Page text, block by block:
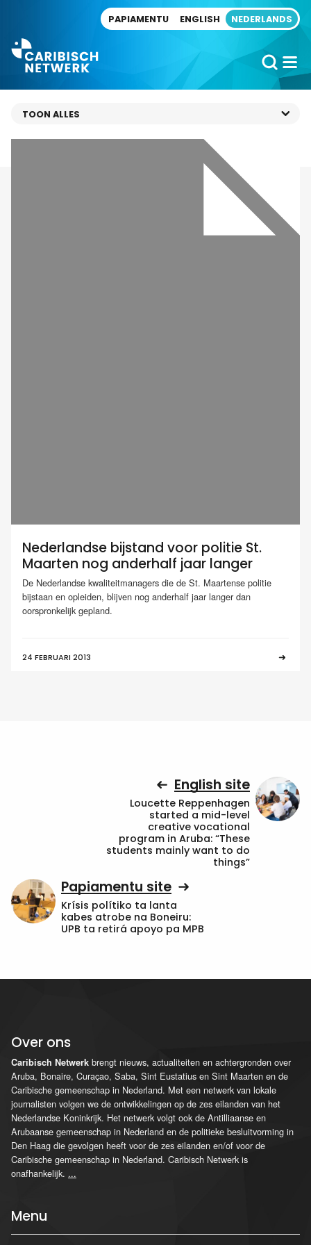
PAPIAMENTU ENGLISH NEDERLANDS
Nederlandse bijstand voor politie St.
Maarten nog anderhalf jaar langer
De Nederlandse kwaliteitmanagers die de St. Maartense politie
bijstaan en opleiden, blijven nog anderhalf jaar langer dan
oorspronkelijk gepland.
24 FEBRUARI 2013
English site
Loucette Reppenhagen
started a mid-level
creative vocational
program in Aruba: “These
students mainly want to do
things”
Papiamentu site
Krísis polítiko ta lanta
kabes atrobe na Boneiru:
UPB ta retirá apoyo pa MPB
Over ons
Caribisch Netwerk brengt nieuws, actualiteiten en achtergronden over
Aruba, Bonaire, Curaçao, Saba, Sint Eustatius en Sint Maarten en de
Caribische gemeenschap in Nederland. Met een netwerk van lokale
journalisten volgen we de ontwikkelingen op de zes eilanden van het
Nederlandse Koninkrijk. Het netwerk volgt ook de Antilliaanse en
Arubaanse gemeenschap in Nederland en de politieke besluitvorming in
Den Haag die gevolgen heeft voor de zes eilanden en/of voor de
Caribische gemeenschap in Nederland. Caribisch Netwerk is
onafhankelijk. ...
Menu